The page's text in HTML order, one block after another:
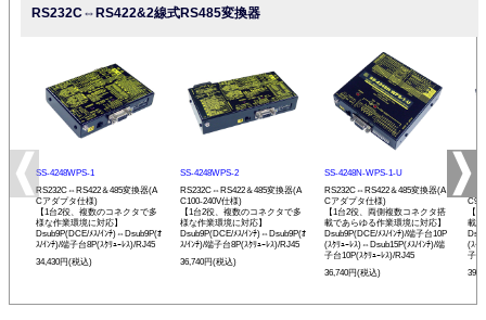
RS232C⇔RS422&2線式RS485変換器
SS-4248WPS-1
RS232C⇔RS422＆485変換器(A
Cアダプタ仕様)
【1台2役、複数のコネクタで多
様な作業環境に対応】
Dsub9P(DCE/ﾒｽ/ｲﾝﾁ)⇔Dsub9P(ｵ
ｽ/ｲﾝﾁ)/端子台8P(ｽｸﾘｭｰﾚｽ)/RJ45
34,430円(税込)
SS-4248WPS-2
RS232C⇔RS422＆485変換器(A
C100-240V仕様)
【1台2役、複数のコネクタで多
様な作業環境に対応】
Dsub9P(DCE/ﾒｽ/ｲﾝﾁ)⇔Dsub9P(ｵ
ｽ/ｲﾝﾁ)/端子台8P(ｽｸﾘｭｰﾚｽ)/RJ45
36,740円(税込)
SS-4248N-WPS-1-U
RS232C⇔RS422＆485変換器(A
Cアダプタ仕様)
【1台2役、両側複数コネクタ搭
載であらゆる作業環境に対応】
Dsub9P(DCE/ﾒｽ/ｲﾝﾁ)/端子台10P
(ｽｸﾘｭｰﾚｽ)⇔Dsub15P(ﾒｽ/ｲﾝﾁ)/端
子台10P(ｽｸﾘｭｰﾚｽ)/RJ45
36,740円(税込)
SS-
【
載
(ｽｸ
子台